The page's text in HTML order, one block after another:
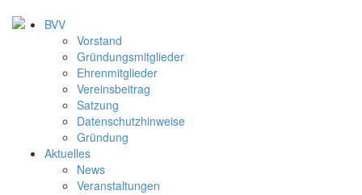
BVV
Vorstand
Gründungsmitglieder
Ehrenmitglieder
Vereinsbeitrag
Satzung
Datenschutzhinweise
Gründung
Aktuelles
News
Veranstaltungen